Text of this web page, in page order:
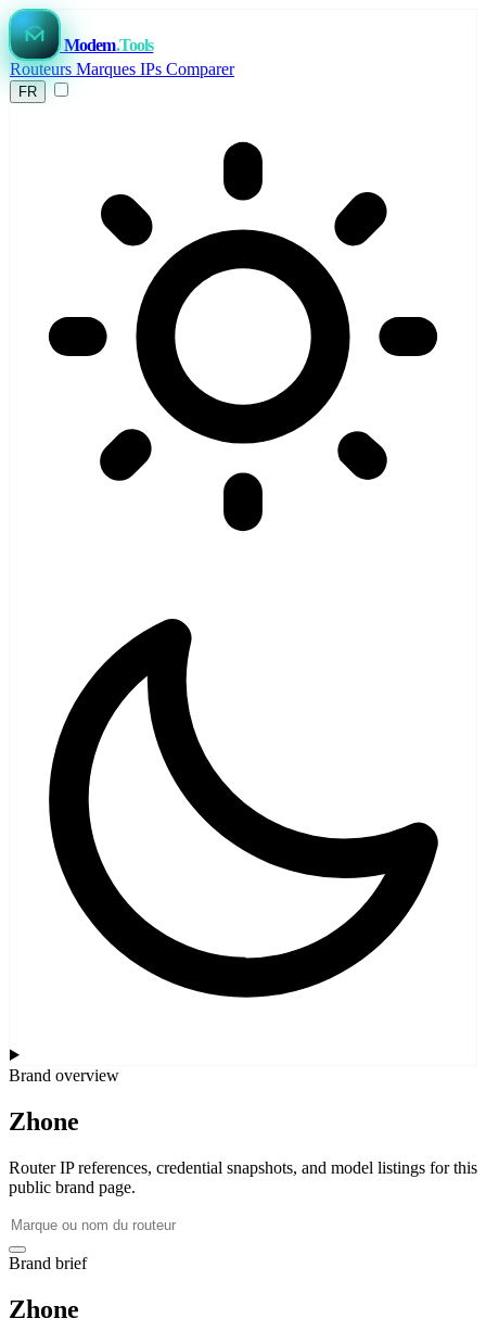
Modem.Tools
Routeurs Marques IPs Comparer
FR
Brand overview
Zhone
Router IP references, credential snapshots, and model listings for this
public brand page.
Brand brief
Zhone